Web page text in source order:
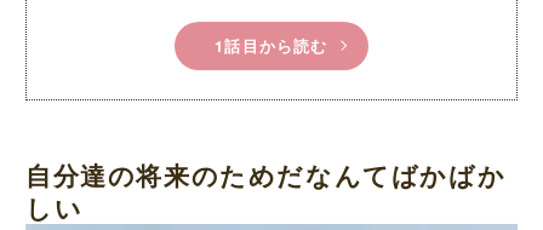
1話目から読む
自分達の将来のためだなんてばかばか
しい